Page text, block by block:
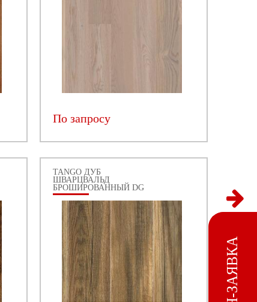
По запросу
TANGO ДУБ
ШВАРЦВАЛЬД
БРОШИРОВАННЫЙ DG